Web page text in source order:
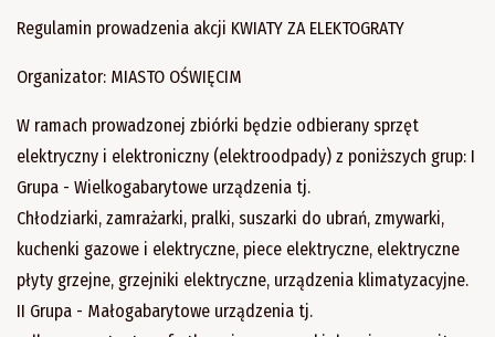
Regulamin prowadzenia akcji KWIATY ZA ELEKTOGRATY
Organizator: MIASTO OŚWIĘCIM
W ramach prowadzonej zbiórki będzie odbierany sprzęt
elektryczny i elektroniczny (elektroodpady) z poniższych grup: I
Grupa - Wielkogabarytowe urządzenia tj.
Chłodziarki, zamrażarki, pralki, suszarki do ubrań, zmywarki,
kuchenki gazowe i elektryczne, piece elektryczne, elektryczne
płyty grzejne, grzejniki elektryczne, urządzenia klimatyzacyjne.
II Grupa - Małogabarytowe urządzenia tj.